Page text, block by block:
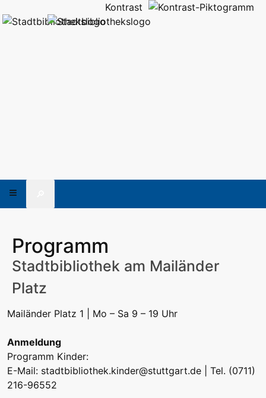
Kontrast
Programm
Stadtbibliothek am Mailänder
Platz
Mailänder Platz 1 | Mo – Sa 9 – 19 Uhr
Anmeldung
Programm Kinder:
E-Mail: stadtbibliothek.kinder@stuttgart.de | Tel. (0711)
216-96552